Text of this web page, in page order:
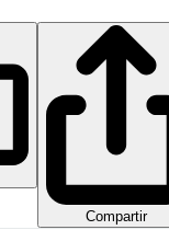
Compartir